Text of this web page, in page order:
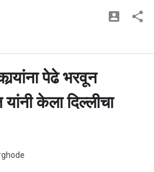
पेढे भरवून
केला दिल्लीचा